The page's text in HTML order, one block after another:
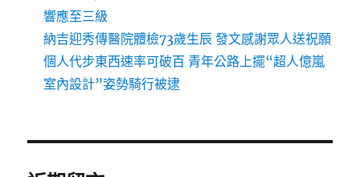
響應至三級
納吉迎秀傳醫院體檢73歲生辰 發文感謝眾人送祝願
個人代步東西速率可破百 青年公路上擺“超人億嵐
室內設計”姿勢騎行被逮